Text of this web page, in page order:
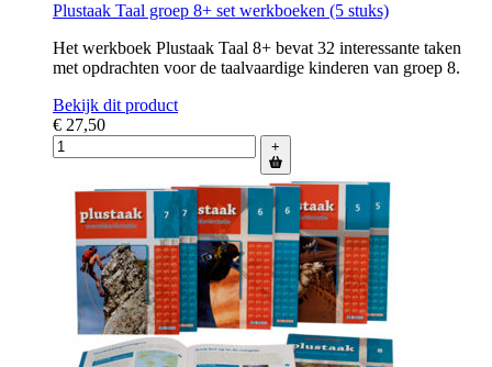
Plustaak Taal groep 8+ set werkboeken (5 stuks)
Het werkboek Plustaak Taal 8+ bevat 32 interessante taken
met opdrachten voor de taalvaardige kinderen van groep 8.
Bekijk dit product
€ 27,50
+